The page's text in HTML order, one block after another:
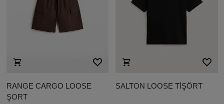
RANGE CARGO LOOSE
ŞORT
SALTON LOOSE TİŞÖRT